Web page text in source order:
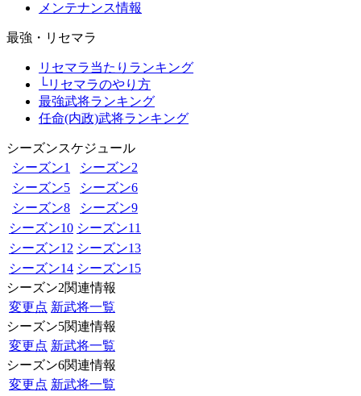
メンテナンス情報
最強・リセマラ
リセマラ当たりランキング
└リセマラのやり方
最強武将ランキング
任命(内政)武将ランキング
シーズンスケジュール
シーズン1
シーズン2
シーズン5
シーズン6
シーズン8
シーズン9
シーズン10 シーズン11
シーズン12 シーズン13
シーズン14 シーズン15
シーズン2関連情報
変更点 新武将一覧
シーズン5関連情報
変更点 新武将一覧
シーズン6関連情報
変更点 新武将一覧